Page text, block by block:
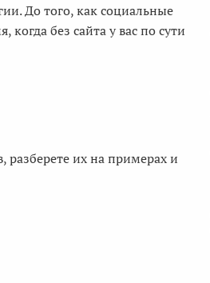
До того, как социальные
без сайта у вас по сути
их на примерах и